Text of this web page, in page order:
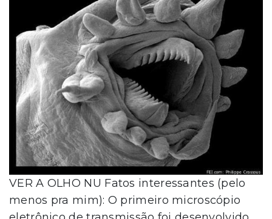
VER A OLHO NU Fatos interessantes (pelo
menos pra mim): O primeiro microscópio